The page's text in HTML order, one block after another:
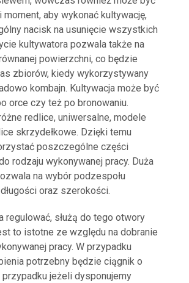
aby wykonać kultywację,
nacisk na usunięcie wszystkich
kultywatora pozwala także na
powierzchni, co będzie
zbiorów, kiedy wykorzystywany
kombajn. Kultywacja może być
orce czy też po bronowaniu.
redlice, uniwersalne, modele
skrzydełkowe. Dzięki temu
poszczególne części
rodzaju wykonywanej pracy. Duża
na wybór podzespołu
oraz szerokości.
regulować, służą do tego otwory
to istotne ze względu na dobranie
pracy. W przypadku
potrzebny będzie ciągnik o
przypadku jeżeli dysponujemy